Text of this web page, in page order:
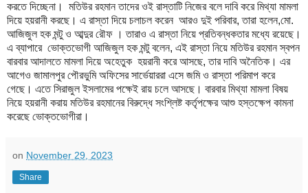
করতে দিচ্ছেনা। মতিউর রহমান তাদের ওই রাস্তাটি নিজের বলে দাবি করে মিথ্যা মামলা
দিয়ে হয়রানী করছে। এ রাস্তা দিয়ে চলাচল করেন আরও দুই পরিবার, তারা হলেন,মো.
আজিজুল হক মন্টু ও আব্দুর রৌফ । তারাও এ রাস্তা নিয়ে প্রতিবন্ধকতার মধ্যে রয়েছে।
এ ব্যাপারে ভোক্তভোগী আজিজুল হক মন্টু বলেন, এই রাস্তা নিয়ে মতিউর রহমান স্বপন
বারবার আদালতে মামলা দিয়ে অহেতুক হয়রানী করে আসছে, তার দাবি অনৈতিক। এর
আগেও জামালপুর পৌরভুমি অফিসের সার্ভেয়াররা এসে জমি ও রাস্তা পরিমাপ করে
গেছে। এতে সিরাজুল ইসলামের পক্ষেই রায় চলে আসছে। বারবার মিথ্যা মামলা বিষয়
নিয়ে হয়রানী করায় মতিউর রহমানের বিরুদ্ধে সংশ্লিষ্ট কর্তৃপক্ষের আশু হস্তক্ষেপ কামনা
করেছে ভোক্তভোগীরা।
on November 29, 2023
Share